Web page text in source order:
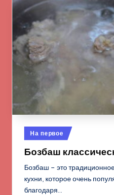
Опубликовано
в
На первое
Бозбаш
Бозбаш – это
кухни, которое очень
благодаря…